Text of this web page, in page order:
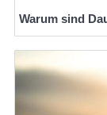
Warum sind